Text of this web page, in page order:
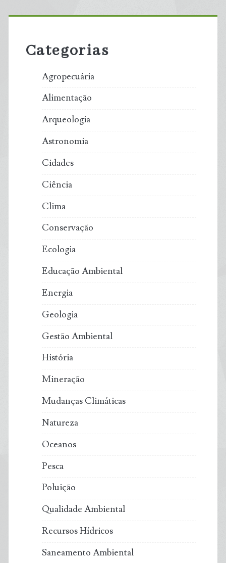
Primary
Sidebar
Categorias
Agropecuária
Alimentação
Arqueologia
Astronomia
Cidades
Ciência
Clima
Conservação
Ecologia
Educação Ambiental
Energia
Geologia
Gestão Ambiental
História
Mineração
Mudanças Climáticas
Natureza
Oceanos
Pesca
Poluição
Qualidade Ambiental
Recursos Hídricos
Saneamento Ambiental